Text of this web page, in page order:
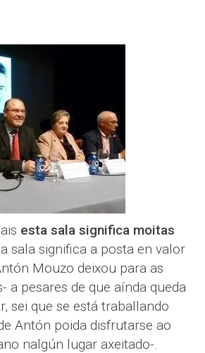
esta sala significa moitas
sala significa a posta en valor
Mouzo deixou para as
a pesares de que aínda queda
sei que se está traballando
Antón poida disfrutarse ao
nalgún lugar axeitado-.